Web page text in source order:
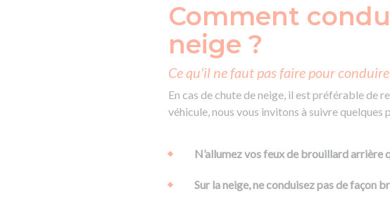
Comment
neige ?
Ce qu'il ne faut pas faire pour
En cas de chute de neige, il est préférable de
véhicule, nous vous invitons à suivre quelques
N’allumez vos feux de brouillard arrière
Sur la neige, ne conduisez pas de façon